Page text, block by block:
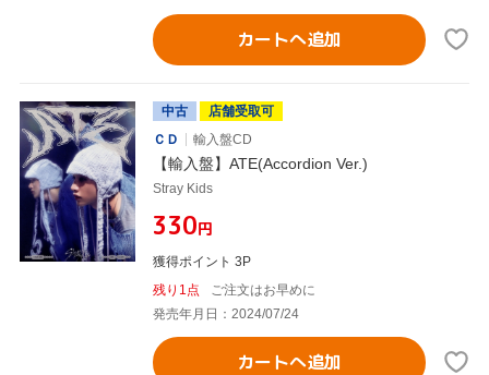
カートへ追加
中古
店舗受取可
ＣＤ
輸入盤CD
【輸入盤】ATE(Accordion Ver.)
Stray Kids
¥330円
獲得ポイント 3P
残り1点
ご注文はお早めに
発売年月日：2024/07/24
カートへ追加